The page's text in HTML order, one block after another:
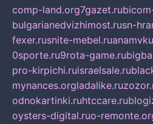
comp-land.org7gazet.ru
bulgarianedvizhimost.rusn-
fexer.rusnite-mebel.ru
0sporte.ru9rota-game.ru
pro-kirpichi.ruisraelsale.ru
mynances.orgladalike.ru
odnokartinki.ruhtccare.ru
oysters-digital.ruo-